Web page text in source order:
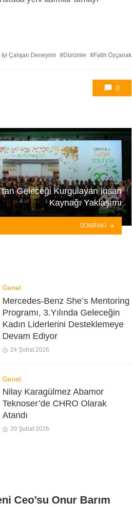
İyi Çalışan Deneyimi Dürümle Fatih Özçanak
0
Geleceği Kurgulayan İnsan
Kaynağı Yaklaşımı
SONRAKI
Genel
Mercedes-Benz She’s Mentoring
Programı, 3.Yılında Geleceğin
Kadın Liderlerini Desteklemeye
Devam Ediyor
24 Şubat 2026
Genel
Nilay Karagülmez Abamor
Teknoser’de CHRO Olarak
Atandı
20 Şubat 2026
Ceo’su Onur Barım